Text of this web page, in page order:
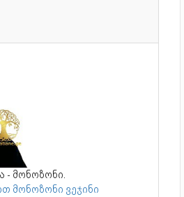
- მონოზონი.
მონოზონი ვეჯინი